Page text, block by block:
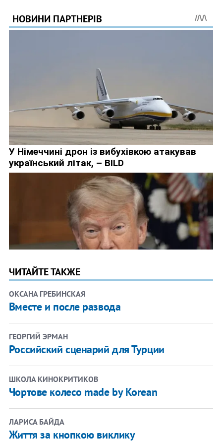
ЧИТАЙТЕ ТАКЖЕ
ОКСАНА ГРЕБИНСКАЯ
Вместе и после развода
ГЕОРГИЙ ЭРМАН
Российский сценарий для Турции
ШКОЛА КИНОКРИТИКОВ
Чортове колесо made by Korean
ЛАРИСА БАЙДА
Життя за кнопкою виклику